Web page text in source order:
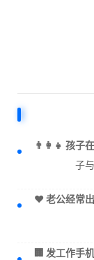
👨‍👩‍👧 孩子
子
❤️ 老公经常出
🏢 发工作手